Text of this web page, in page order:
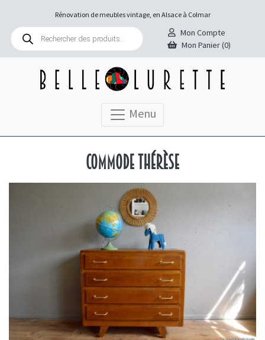
Rénovation de meubles vintage, en Alsace à Colmar
Recherche
produits
Mon Compte
Mon Panier (0)
Menu
Commode Thérèse